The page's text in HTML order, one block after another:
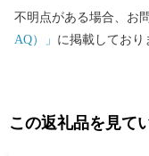
上ご注文ください。
場合は、送り状記載の
請の必要はありません。 【ワンストップ特例申請書送付先】
不明点がある場合、お
AQ）」 に掲載しており
この返礼品を見て